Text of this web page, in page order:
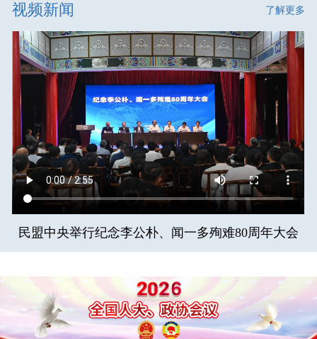
视频新闻 了解更多
民盟中央举行纪念李公朴、闻一多殉难80周年大会